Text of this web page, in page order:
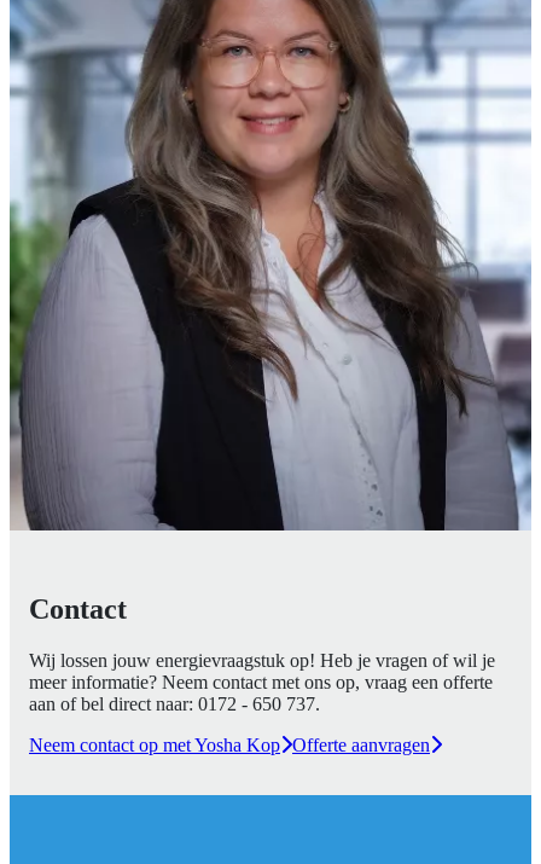
Contact
Wij lossen jouw energievraagstuk op! Heb je vragen of wil je
meer informatie? Neem contact met ons op, vraag een offerte
aan of bel direct naar: 0172 - 650 737.
Neem contact op met Yosha Kop Offerte aanvragen